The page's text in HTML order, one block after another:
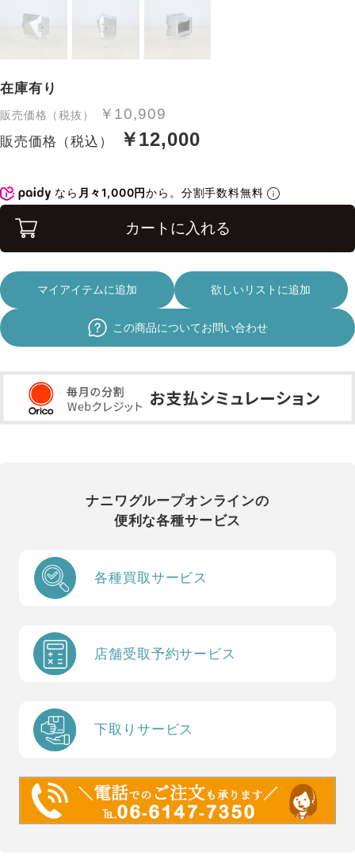
在庫有り
販売価格（税抜） ￥10,909
販売価格（税込） ￥12,000
なら 月々1,000円から。分割手数料無料
カートに入れる
マイアイテムに追加 欲しいリストに追加
この商品についてお問い合わせ
ナニワグループオンラインの
便利な各種サービス
各種買取サービス
店舗受取予約サービス
下取りサービス